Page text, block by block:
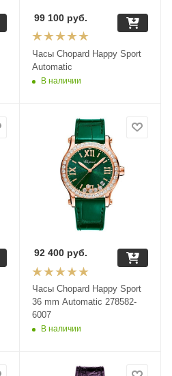
Часы Chopard Happy Sport
Automatic
В наличии
99 100руб.
Часы Chopard Happy Sport
36 mm Automatic 278582-
6007
В наличии
92 400руб.